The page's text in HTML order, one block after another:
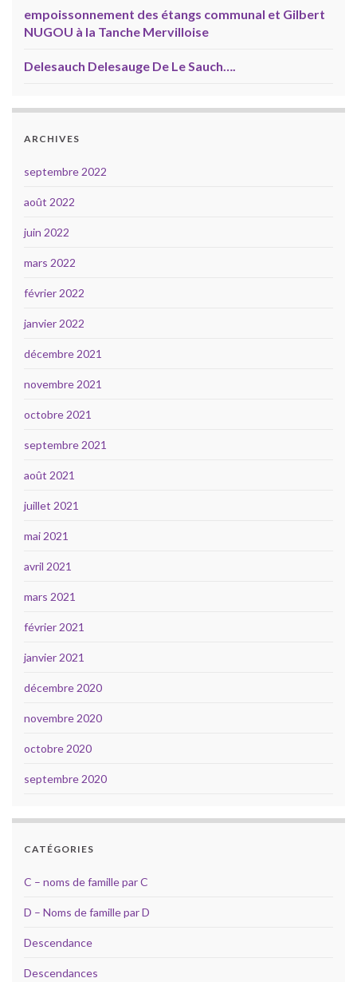
empoissonnement des étangs communal et Gilbert
NUGOU à la Tanche Mervilloise
Delesauch Delesauge De Le Sauch….
ARCHIVES
septembre 2022
août 2022
juin 2022
mars 2022
février 2022
janvier 2022
décembre 2021
novembre 2021
octobre 2021
septembre 2021
août 2021
juillet 2021
mai 2021
avril 2021
mars 2021
février 2021
janvier 2021
décembre 2020
novembre 2020
octobre 2020
septembre 2020
CATÉGORIES
C – noms de famille par C
D – Noms de famille par D
Descendance
Descendances